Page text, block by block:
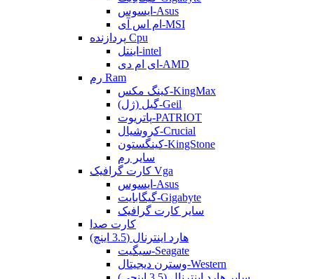
ایسوس-Asus
ام اس آی-MSI
پردازنده Cpu
اینتل-intel
ای ام دی-AMD
رم Ram
کینگ مکس-KingMax
گیل (ژل)-Geil
پاتریوت-PATRIOT
کروشیال-Crucial
کینگستون-KingStone
سایر رم
کارت گرافیک Vga
ایسوس-Asus
گیگابایت-Gigabyte
سایر کارت گرافیک
کارت صدا
هارد اینترنال (3.5 اینچ)
سیگیت-Seagate
وسترن دیجیتال-Western